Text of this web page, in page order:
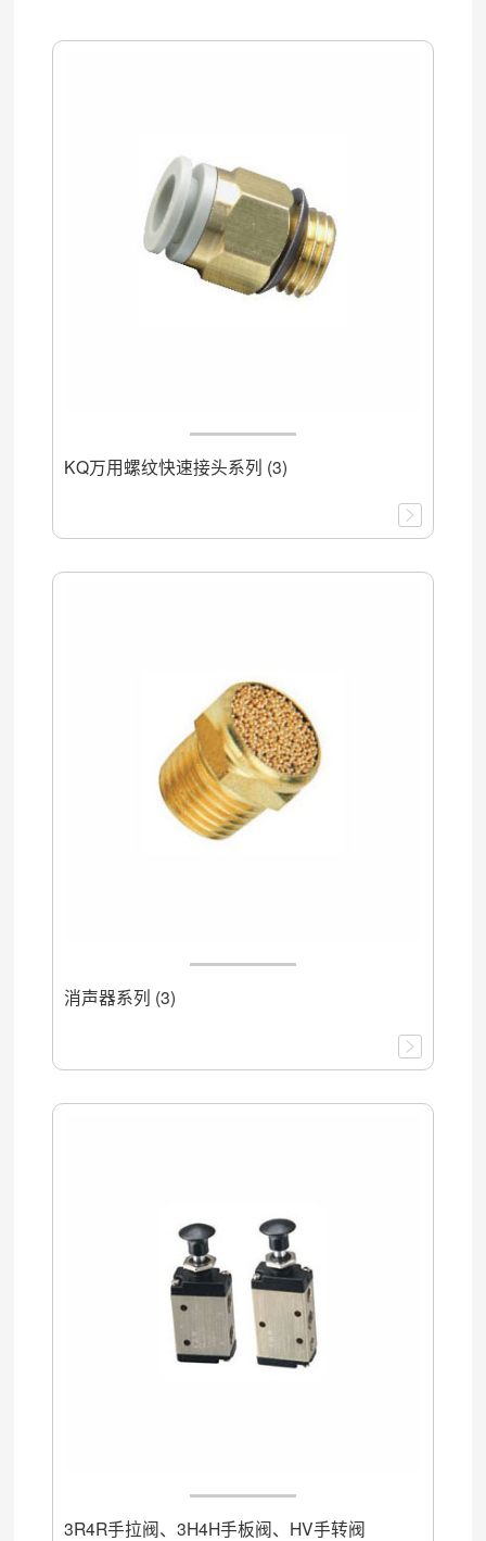
KQ万用螺纹快速接头系列 (3)
消声器系列 (3)
3R4R手拉阀、3H4H手板阀、HV手转阀